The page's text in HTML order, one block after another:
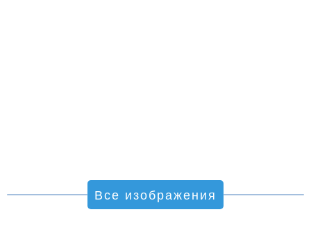
Все изображения